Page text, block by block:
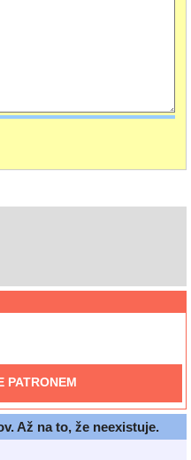
PATRONEM
Až na to, že neexistuje.